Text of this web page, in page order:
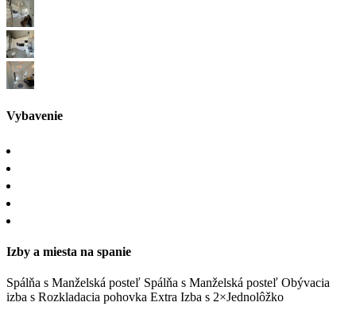
Vybavenie
Izby a miesta na spanie
Spálňa s Manželská posteľ Spálňa s Manželská posteľ Obývacia
izba s Rozkladacia pohovka Extra Izba s 2×Jednolôžko